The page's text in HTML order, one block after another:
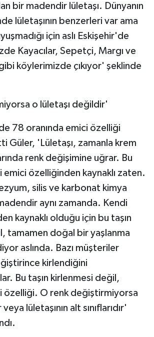
bir madendir lületaşı. Dünyanın
lületaşının benzerleri var ama
için aslı Eskişehir'de
Kayacılar, Sepetçi, Margı ve
köylerimizde çıkıyor' şeklinde
o lületaşı değildir'
78 oranında emici özelliği
Güler, 'Lületaşı, zamanla krem
renk değişimine uğrar. Bu
emici özelliğinden kaynaklı zaten.
silis ve karbonat kimya
aynı zamanda. Kendi
kaynaklı olduğu için bu taşın
tamamen doğal bir yaşlanma
aslında. Bazı müşteriler
kirlendiğini
Bu taşın kirlenmesi değil,
özelliği. O renk değiştirmiyorsa
lületaşının alt sınıflarıdır'